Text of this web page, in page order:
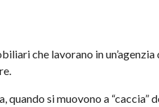
che lavorano in un’agenzia
si muovono a “caccia”